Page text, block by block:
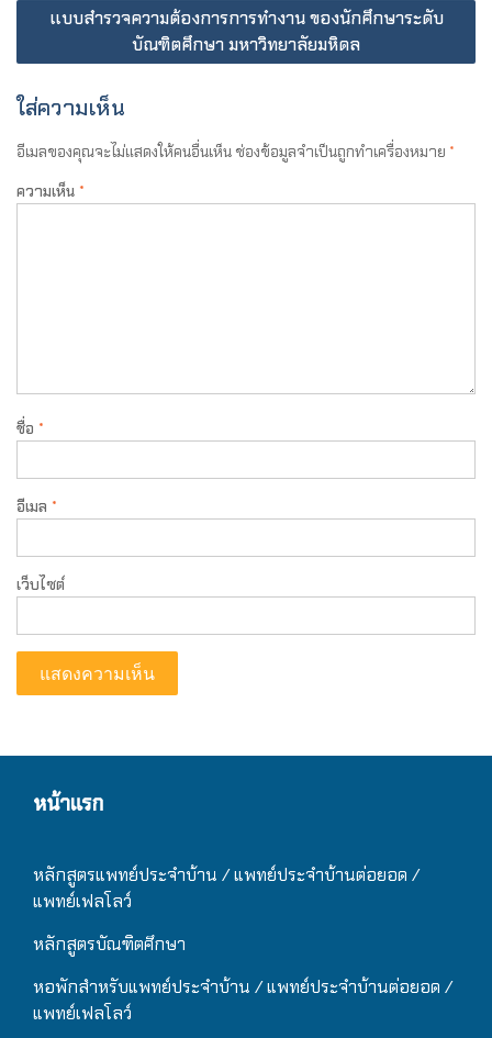
แบบสำรวจความต้องการการทำงาน ของนักศึกษาระดับ
บัณฑิตศึกษา มหาวิทยาลัยมหิดล
ใส่ความเห็น
อีเมลของคุณจะไม่แสดงให้คนอื่นเห็น ช่องข้อมูลจำเป็นถูกทำเครื่องหมาย *
ความเห็น *
ชื่อ *
อีเมล *
เว็บไซต์
หน้าแรก
หลักสูตรแพทย์ประจำบ้าน / แพทย์ประจำบ้านต่อยอด /
แพทย์เฟลโลว์
หลักสูตรบัณฑิตศึกษา
หอพักสำหรับแพทย์ประจำบ้าน / แพทย์ประจำบ้านต่อยอด /
แพทย์เฟลโลว์